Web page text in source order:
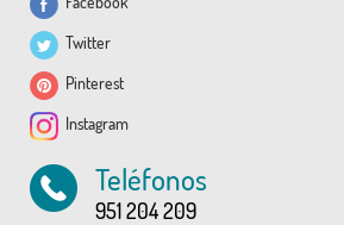
Twitter
Pinterest
Instagram
Teléfonos
951 204 209